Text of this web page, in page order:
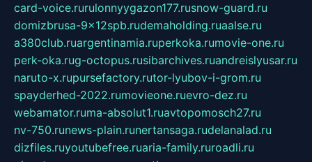
card-voice.rurulonnyygazon177.rusnow-guard.ru
domizbrusa-9x12spb.rudemaholding.ruaalse.ru
a380club.ruargentinamia.ruperkoka.rumovie-one.ru
perk-oka.rug-octopus.rusibarchives.ruandreislyusar.ru
naruto-x.rupursefactory.rutor-lyubov-i-grom.ru
spayderhed-2022.rumovieone.ruevro-dez.ru
webamator.ruma-absolut1.ruavtopomosch27.ru
nv-750.runews-plain.runertansaga.rudelanalad.ru
dizfiles.ruyoutubefree.ruaria-family.ruroadli.ru